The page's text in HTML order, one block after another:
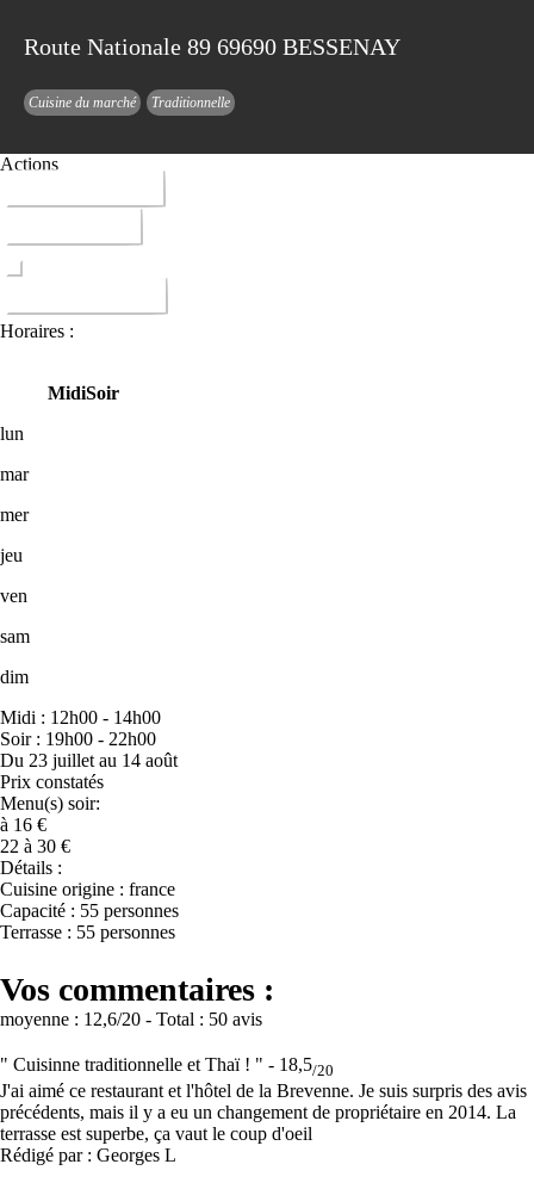
Route Nationale 89 69690 BESSENAY
Cuisine du marché Traditionnelle
Actions
Horaires :
MidiSoir
lun
mar
mer
jeu
ven
sam
dim
Midi : 12h00 - 14h00
Soir : 19h00 - 22h00
Du 23 juillet au 14 août
Prix constatés
Menu(s) soir:
à 16 €
22 à 30 €
Détails :
Cuisine origine : france
Capacité : 55 personnes
Terrasse : 55 personnes
Vos commentaires :
moyenne : 12,6/20 - Total : 50 avis
" Cuisinne traditionnelle et Thaï ! " - 18,5/20
J'ai aimé ce restaurant et l'hôtel de la Brevenne. Je suis surpris des avis
précédents, mais il y a eu un changement de propriétaire en 2014. La
terrasse est superbe, ça vaut le coup d'oeil
Rédigé par : Georges L